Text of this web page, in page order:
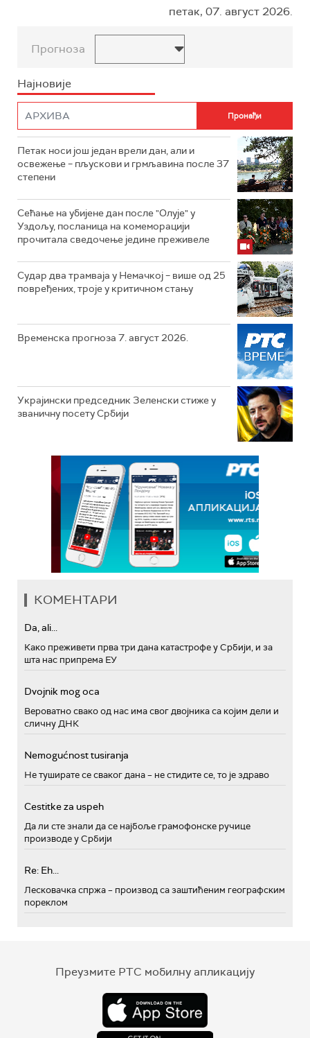
петак, 07. август 2026.
Прогноза
Најновије
Петак носи још један врели дан, али и
освежење – пљускови и грмљавина после 37
степени
Сећање на убијене дан после "Олује" у
Уздољу, посланица на комеморацији
прочитала сведочење једине преживеле
Судар два трамваја у Немачкој – више од 25
повређених, троје у критичном стању
Временска прогноза 7. август 2026.
Украјински председник Зеленски стиже у
званичну посету Србији
КОМЕНТАРИ
Da, ali...
Како преживети прва три дана катастрофе у Србији, и за
шта нас припрема ЕУ
Dvojnik mog oca
Вероватно свако од нас има свог двојника са којим дели и
сличну ДНК
Nemogućnost tusiranja
Не туширате се сваког дана – не стидите се, то је здраво
Cestitke za uspeh
Да ли сте знали да се најбоље грамофонске ручице
производе у Србији
Re: Eh...
Лесковачка спржа – производ са заштићеним географским
пореклом
Преузмите РТС мобилну апликацију